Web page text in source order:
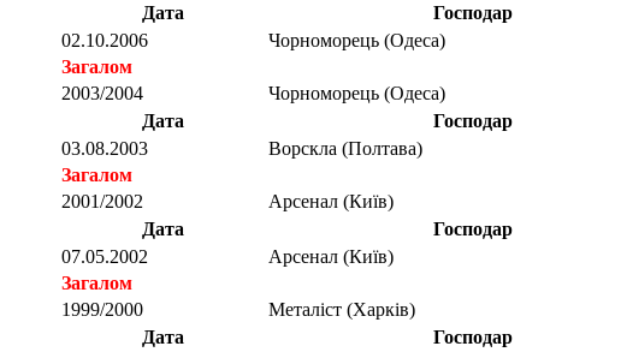
Дата
Господар
02.10.2006
Чорноморець (Одеса)
Загалом
2003/2004
Чорноморець (Одеса)
Дата
Господар
03.08.2003
Ворскла (Полтава)
Загалом
2001/2002
Арсенал (Київ)
Дата
Господар
07.05.2002
Арсенал (Київ)
Загалом
1999/2000
Металіст (Харків)
Дата
Господар